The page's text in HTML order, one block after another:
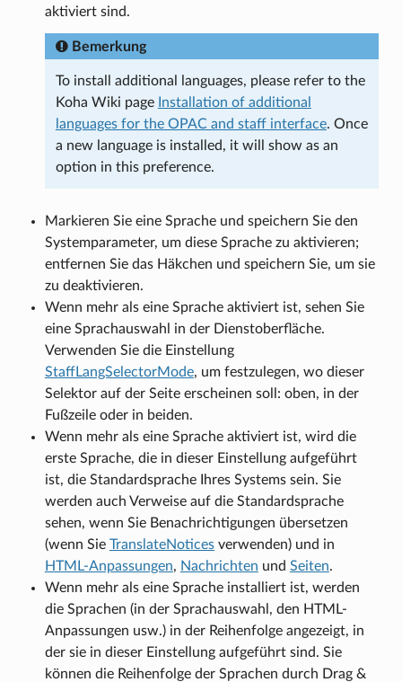
aktiviert sind.
Bemerkung
To install additional languages, please refer to the
Koha Wiki page Installation of additional
languages for the OPAC and staff interface. Once
a new language is installed, it will show as an
option in this preference.
Markieren Sie eine Sprache und speichern Sie den
Systemparameter, um diese Sprache zu aktivieren;
entfernen Sie das Häkchen und speichern Sie, um sie
zu deaktivieren.
Wenn mehr als eine Sprache aktiviert ist, sehen Sie
eine Sprachauswahl in der Dienstoberfläche.
Verwenden Sie die Einstellung
StaffLangSelectorMode, um festzulegen, wo dieser
Selektor auf der Seite erscheinen soll: oben, in der
Fußzeile oder in beiden.
Wenn mehr als eine Sprache aktiviert ist, wird die
erste Sprache, die in dieser Einstellung aufgeführt
ist, die Standardsprache Ihres Systems sein. Sie
werden auch Verweise auf die Standardsprache
sehen, wenn Sie Benachrichtigungen übersetzen
(wenn Sie TranslateNoticesverwenden) und in
HTML-Anpassungen, Nachrichten und Seiten.
Wenn mehr als eine Sprache installiert ist, werden
die Sprachen (in der Sprachauswahl, den HTML-
Anpassungen usw.) in der Reihenfolge angezeigt, in
der sie in dieser Einstellung aufgeführt sind. Sie
können die Reihenfolge der Sprachen durch Drag &